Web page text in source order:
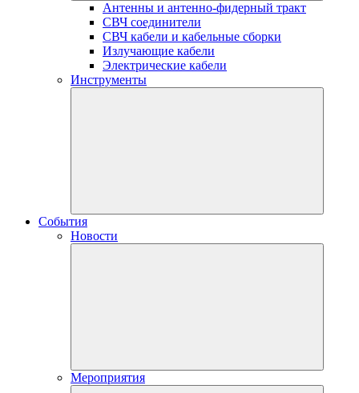
Антенны и антенно-фидерный тракт
СВЧ соединители
СВЧ кабели и кабельные сборки
Излучающие кабели
Электрические кабели
Инструменты
События
Новости
Мероприятия